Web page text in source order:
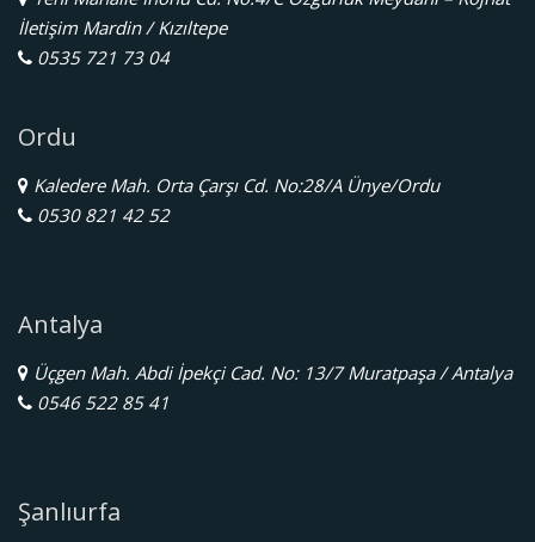
İletişim Mardin / Kızıltepe
0535 721 73 04
Ordu
Kaledere Mah. Orta Çarşı Cd. No:28/A Ünye/Ordu
0530 821 42 52
Antalya
Üçgen Mah. Abdi İpekçi Cad. No: 13/7 Muratpaşa / Antalya
0546 522 85 41
Şanlıurfa